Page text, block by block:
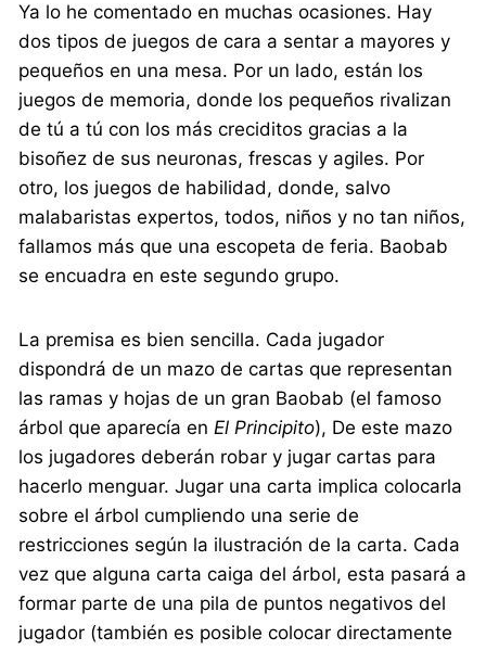
Ya lo he comentado en muchas ocasiones. Hay
dos tipos de juegos de cara a sentar a mayores y
pequeños en una mesa. Por un lado, están los
juegos de memoria, donde los pequeños rivalizan
de tú a tú con los más creciditos gracias a la
bisoñez de sus neuronas, frescas y agiles. Por
otro, los juegos de habilidad, donde, salvo
malabaristas expertos, todos, niños y no tan niños,
fallamos más que una escopeta de feria. Baobab
se encuadra en este segundo grupo.
La premisa es bien sencilla. Cada jugador
dispondrá de un mazo de cartas que representan
las ramas y hojas de un gran Baobab (el famoso
árbol que aparecía enEl Principito), De este mazo
los jugadores deberán robar y jugar cartas para
hacerlo menguar. Jugar una carta implica colocarla
sobre el árbol cumpliendo una serie de
restricciones según la ilustración de la carta. Cada
vez que alguna carta caiga del árbol, esta pasará a
formar parte de una pila de puntos negativos del
jugador (también es posible colocar directamente